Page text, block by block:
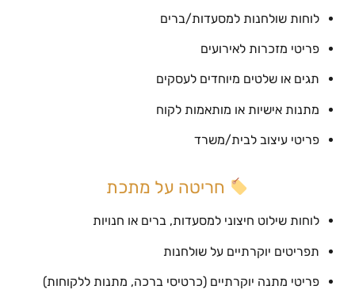
לוחות שולחנות למסעדות/ברים
פריטי מזכרות לאירועים
תגים או שלטים מיוחדים לעסקים
מתנות אישיות או מותאמות לקוח
פריטי עיצוב לבית/משרד
חריטה על מתכת
לוחות שילוט חיצוני למסעדות, ברים או חנויות
תפריטים יוקרתיים על שולחנות
פריטי מתנה יוקרתיים (כרטיסי ברכה, מתנות ללקוחות)